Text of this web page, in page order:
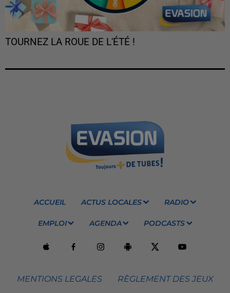
TOURNEZ LA ROUE DE L'ÉTÉ !
ACCUEIL ACTUS LOCALES RADIO
EMPLOI AGENDA PODCASTS
MENTIONS LEGALES RÈGLEMENT DES JEUX